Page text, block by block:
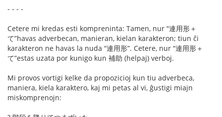
- - - -
Cetere mi kredas esti kompreninta: Tamen, nur “連用形＋
て”havas adverbecan, manieran, kielan karakteron; tiun ĉi
karakteron ne havas la nuda “連用形”. Cetere, nur “連用形＋
て”estas uzata por kunigo kun 補助 (helpaj) verboj.
Mi provos vortigi kelke da propozicioj kun tiu adverbeca,
maniera, kiela karaktero, kaj mi petas al vi, ĝustigi miajn
miskomprenojn: